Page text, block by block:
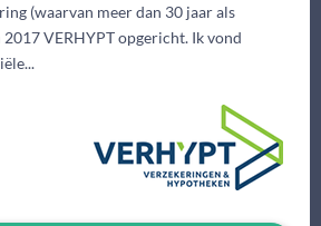
(waarvan meer dan 30 jaar als
VERHYPT opgericht. Ik vond